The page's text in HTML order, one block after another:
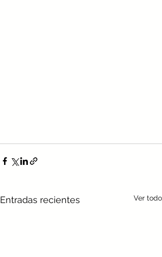
Entradas recientes Ver todo